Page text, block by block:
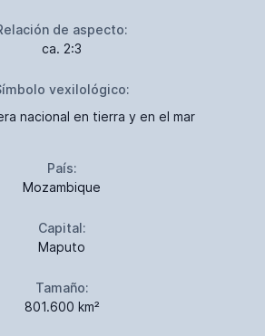
de aspecto:
ca. 2:3
vexilológico:
nacional en tierra y en el mar
País:
Mozambique
Capital:
Maputo
Tamaño:
801.600 km²